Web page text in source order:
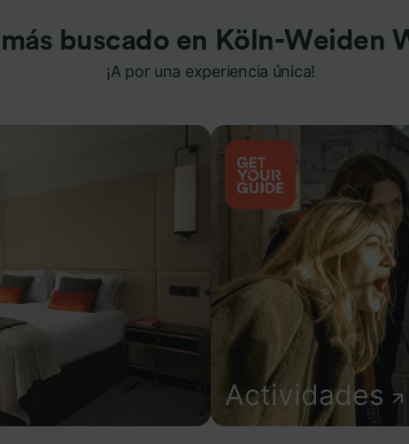
más buscado en Köln-Weiden
¡A por una experiencia única!
Actividades